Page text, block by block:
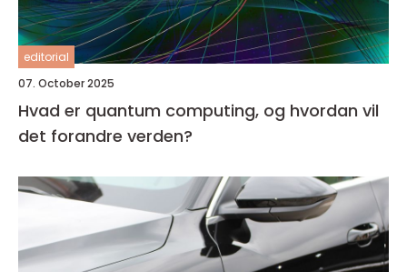
editorial
07. October 2025
Hvad er quantum computing, og hvordan vil
det forandre verden?